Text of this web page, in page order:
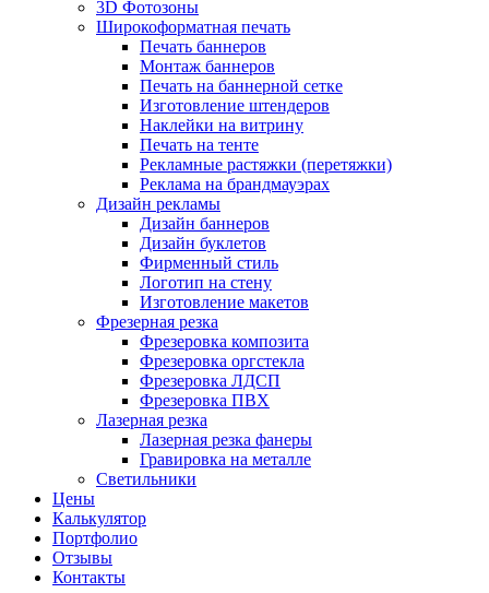
3D Фотозоны
Широкоформатная печать
Печать баннеров
Монтаж баннеров
Печать на баннерной сетке
Изготовление штендеров
Наклейки на витрину
Печать на тенте
Рекламные растяжки (перетяжки)
Реклама на брандмауэрах
Дизайн рекламы
Дизайн баннеров
Дизайн буклетов
Фирменный стиль
Логотип на стену
Изготовление макетов
Фрезерная резка
Фрезеровка композита
Фрезеровка оргстекла
Фрезеровка ЛДСП
Фрезеровка ПВХ
Лазерная резка
Лазерная резка фанеры
Гравировка на металле
Светильники
Цены
Калькулятор
Портфолио
Отзывы
Контакты